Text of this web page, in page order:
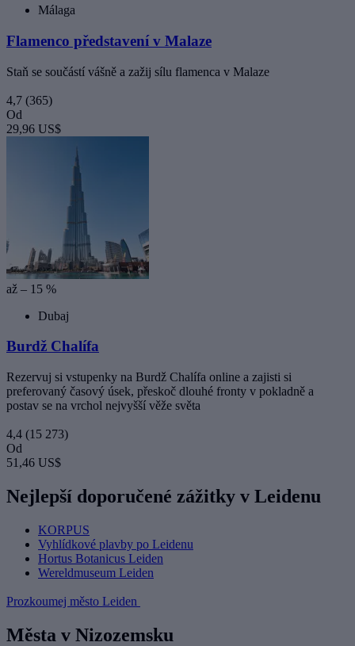
Málaga
Flamenco představení v Malaze
Staň se součástí vášně a zažij sílu flamenca v Malaze
4,7 (365)
Od
29,96 US$
až – 15 %
Dubaj
Burdž Chalífa
Rezervuj si vstupenky na Burdž Chalífa online a zajisti si
preferovaný časový úsek, přeskoč dlouhé fronty v pokladně a
postav se na vrchol nejvyšší věže světa
4,4 (15 273)
Od
51,46 US$
Nejlepší doporučené zážitky v Leidenu
KORPUS
Vyhlídkové plavby po Leidenu
Hortus Botanicus Leiden
Wereldmuseum Leiden
Prozkoumej město Leiden
Města v Nizozemsku